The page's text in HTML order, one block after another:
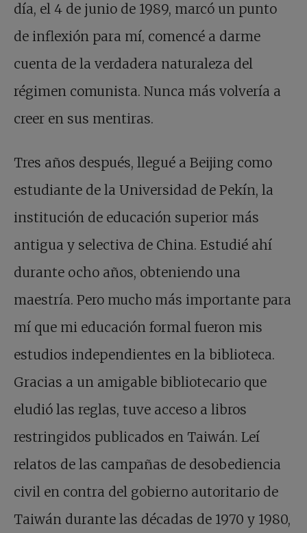
día, el 4 de junio de 1989, marcó un punto
de inflexión para mí, comencé a darme
cuenta de la verdadera naturaleza del
régimen comunista. Nunca más volvería a
creer en sus mentiras.
Tres años después, llegué a Beijing como
estudiante de la Universidad de Pekín, la
institución de educación superior más
antigua y selectiva de China. Estudié ahí
durante ocho años, obteniendo una
maestría. Pero mucho más importante para
mí que mi educación formal fueron mis
estudios independientes en la biblioteca.
Gracias a un amigable bibliotecario que
eludió las reglas, tuve acceso a libros
restringidos publicados en Taiwán. Leí
relatos de las campañas de desobediencia
civil en contra del gobierno autoritario de
Taiwán durante las décadas de 1970 y 1980,